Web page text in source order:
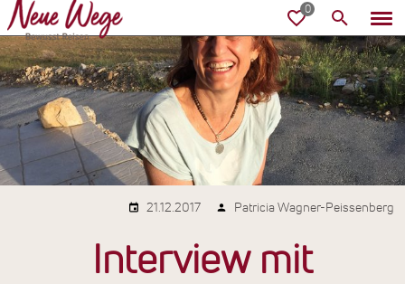
21.12.2017 Patricia Wagner-Peissenberg
Interview mit